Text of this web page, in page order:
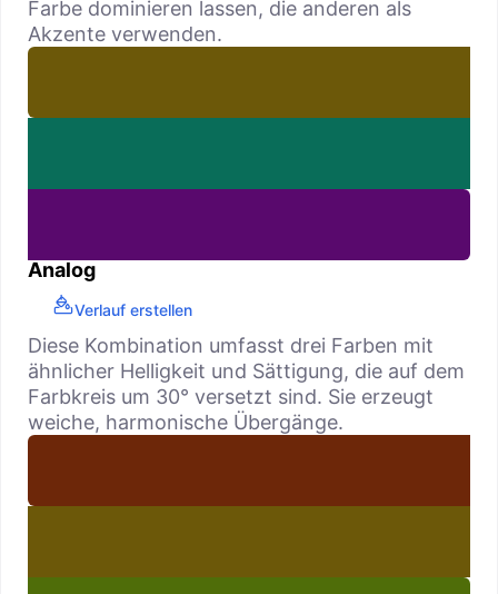
Farbe dominieren lassen, die anderen als
Akzente verwenden.
Analog
Verlauf erstellen
Diese Kombination umfasst drei Farben mit
ähnlicher Helligkeit und Sättigung, die auf dem
Farbkreis um 30° versetzt sind. Sie erzeugt
weiche, harmonische Übergänge.